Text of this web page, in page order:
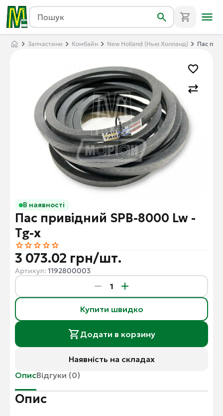
Запчастини Комбайн New Holland (Нью Холланд) Пас
В наявності
Пас привідний SPB-8000 Lw -
Tg-x
3 073.02 грн/шт.
Артикул: 1192800003
Купити швидко
Додати в корзину
Наявність на складах
ОписВідгуки (0)
Опис